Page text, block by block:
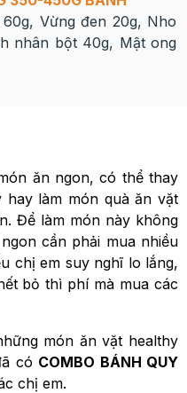
Vừng đen 20g, Nho
nhân bột 40g, Mật ong
ăn ngon, có thể thay
làm món quà ăn vặt
Để làm món này không
cần phải mua nhiều
chị em suy nghĩ lo lắng,
bỏ thì phí mà mua các
món ăn vặt healthy
có COMBO BÁNH QUY
chị em.